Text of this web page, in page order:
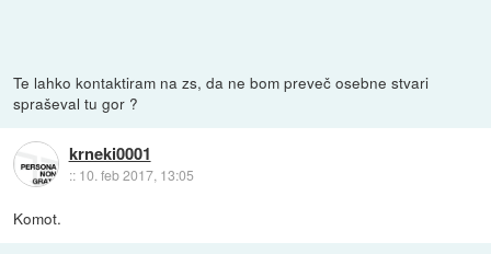
Te lahko kontaktiram na zs, da ne bom preveč osebne stvari
spraševal tu gor ?
krneki0001
:: 10. feb 2017, 13:05
Komot.